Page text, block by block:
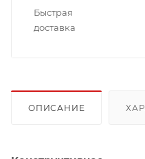
Быстрая
доставка
ОПИСАНИЕ